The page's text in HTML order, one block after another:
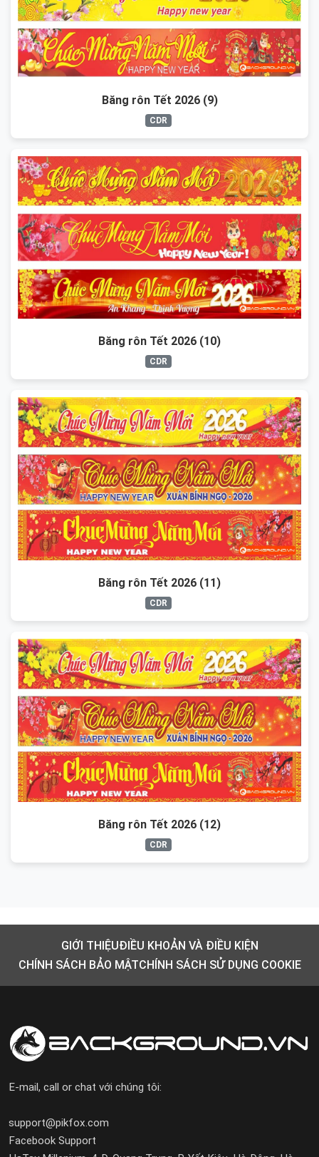
Băng rôn Tết 2026 (9)
CDR
Băng rôn Tết 2026 (10)
CDR
Băng rôn Tết 2026 (11)
CDR
Băng rôn Tết 2026 (12)
CDR
GIỚI THIỆUĐIỀU KHOẢN VÀ ĐIỀU KIỆN
CHÍNH SÁCH BẢO MẬTCHÍNH SÁCH SỬ DỤNG COOKIE
E-mail, call or chat với chúng tôi:
support@pikfox.com
Facebook Support